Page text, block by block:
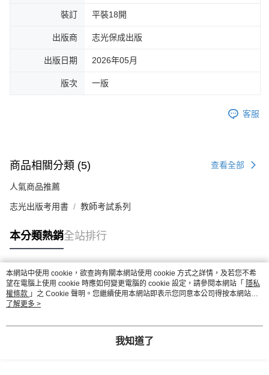
裝訂 平裝18開
出版商 志光保成出版
出版日期 2026年05月
版次 一版
客服
商品相關分類 (5) 查看全部
人氣商品推薦
志光出版考用書 教師考試系列
本分類熱銷全站排行
熱門標籤
本網站中使用 cookie，欲查詢有關本網站使用 cookie 方式之詳情，及若您不希
望在電腦上使用 cookie 時應如何變更電腦的 cookie 設定，請參閱本網站「 隱私
權條款 」之 Cookie 聲明。您繼續使用本網站即表示您同意本公司得按本網站使
用條款之 Cookie 聲明使用 cookie。
了解更多 >
我知道了